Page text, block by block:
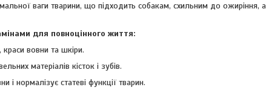
ваги тварини, що підходить собакам, схильним до ожиріння, а
для повноцінного життя:
вовни та шкіри.
матеріалів кісток і зубів.
і нормалізує статеві функції тварин.